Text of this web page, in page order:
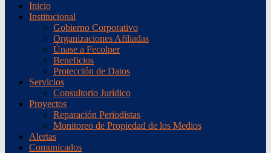
Inicio
Institucional
Gobierno Corporativo
Organizaciones Afiliadas
Únase a Fecolper
Beneficios
Protección de Datos
Servicios
Consultorio Jurídico
Proyectos
Reparación Periodistas
Monitoreo de Propiedad de los Medios
Alertas
Comunicados